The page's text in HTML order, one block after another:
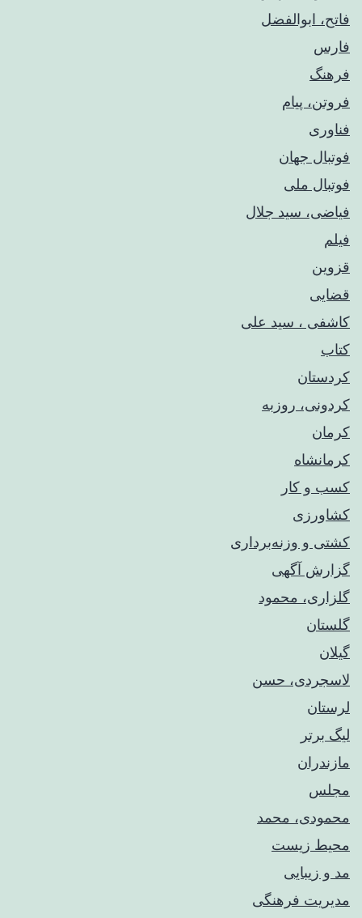
فاتح، ابوالفضل
فارس
فرهنگ
فروتن، پیام
فناوری
فوتبال جهان
فوتبال ملی
فیاضی، سید جلال
فیلم
قزوین
قضایی
کاشفی ، سید علی
کتاب
کردستان
کردونی، روزبه
کرمان
کرمانشاه
کسب و کار
کشاورزی
کشتی و وزنه‌برداری
گزارش آگهی
گلزاری، محمود
گلستان
گیلان
لاسجردی، حسن
لرستان
لیگ برتر
مازندران
مجلس
محمودی، محمد
محیط زیست
مد و زیبایی
مدیریت فرهنگی